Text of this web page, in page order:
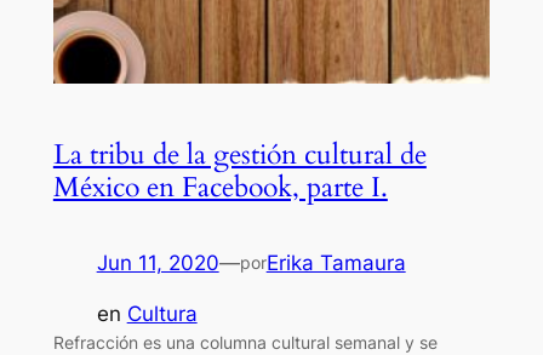
La tribu de la gestión cultural de
México en Facebook, parte I.
Jun 11, 2020—porErika Tamaura
en Cultura
Refracción es una columna cultural semanal y se